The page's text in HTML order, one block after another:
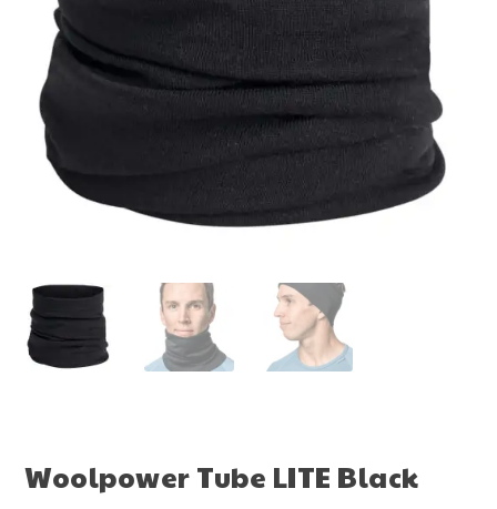
Woolpower Tube LITE Black